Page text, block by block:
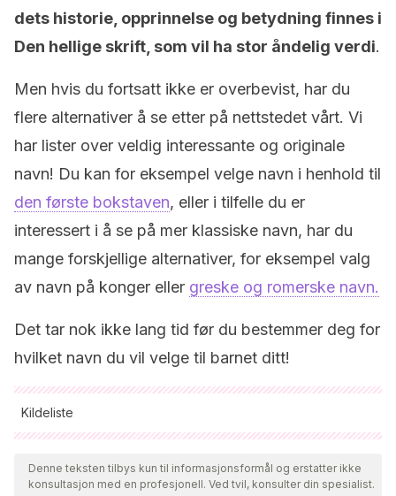
dets historie, opprinnelse og betydning finnes i
Den hellige skrift, som vil ha stor åndelig verdi.
Men hvis du fortsatt ikke er overbevist, har du
flere alternativer å se etter på nettstedet vårt. Vi
har lister over veldig interessante og originale
navn! Du kan for eksempel velge navn i henhold til
den første bokstaven, eller i tilfelle du er
interessert i å se på mer klassiske navn, har du
mange forskjellige alternativer, for eksempel valg
av navn på konger eller greske og romerske navn.
Det tar nok ikke lang tid før du bestemmer deg for
hvilket navn du vil velge til barnet ditt!
Kildeliste
Alle siterte kilder ble grundig gjennomgått av teamet vårt for å
sikre deres kvalitet, pålitelighet, aktualitet og validitet.
Bibliografien i denne artikkelen ble betraktet som pålitelig og
Denne teksten tilbys kun til informasjonsformål og erstatter ikke
konsultasjon med en profesjonell. Ved tvil, konsulter din spesialist.